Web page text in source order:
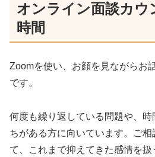
オンライン面談カウ
時間
Zoomを使い、お顔を見ながらお
です。
何度も繰り返している問題や、
ちがある方に向いています。ご
て、これまで抑えてきた感情を